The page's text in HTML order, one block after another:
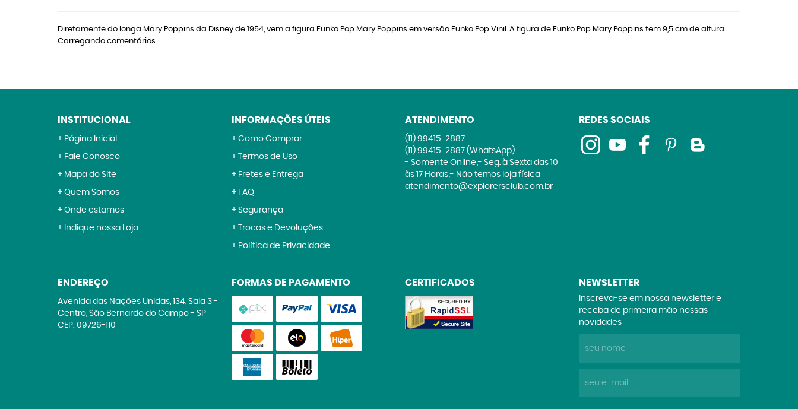
Diretamente do longa Mary Poppins da Disney de 1954, vem a figura Funko Pop Mary Poppins em versão Funko Pop Vinil. A figura de Funko Pop Mary Poppins tem 9,5 cm de altura.
Carregando comentários ...
INSTITUCIONAL
Página Inicial
Fale Conosco
Mapa do Site
Quem Somos
Onde estamos
Indique nossa Loja
INFORMAÇÕES ÚTEIS
Como Comprar
Termos de Uso
Fretes e Entrega
FAQ
Segurança
Trocas e Devoluções
Política de Privacidade
ATENDIMENTO
(11) 99415-2887
(11) 99415-2887 (WhatsApp)
- Somente Online;- Seg. à Sexta das 10
às 17 Horas;- Não temos loja física
atendimento@explorersclub.com.br
REDES SOCIAIS
ENDEREÇO
Avenida das Nações Unidas, 134, Sala 3-
Centro, São Bernardo do Campo- SP
CEP: 09726-110
FORMAS DE PAGAMENTO CERTIFICADOS NEWSLETTER
Inscreva-se em nossa newsletter e
receba de primeira mão nossas
novidades